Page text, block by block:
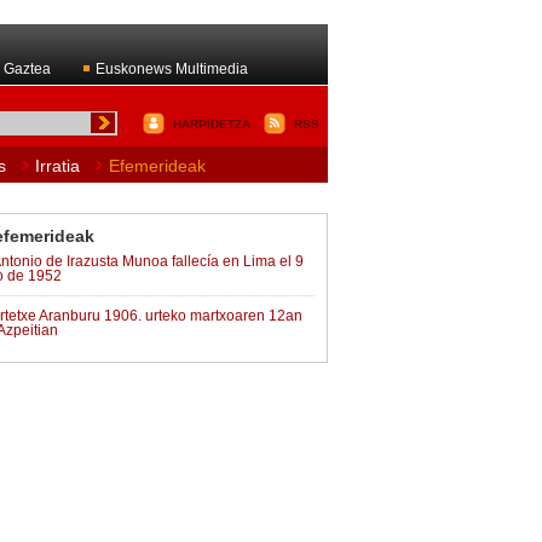
Gaztea Euskonews Multimedia
HARPIDETZA RSS
Irratia Efemerideak
de Irazusta Munoa fallecía en Lima el 9
de 1952
Aranburu 1906. urteko martxoaren 12an